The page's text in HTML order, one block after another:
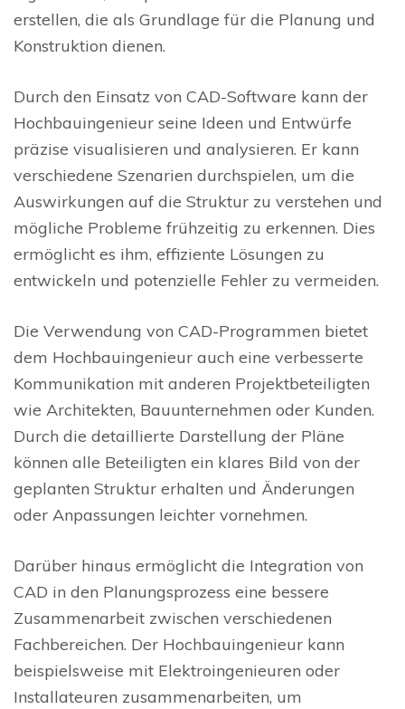
erstellen, die als Grundlage für die Planung und
Konstruktion dienen.
Durch den Einsatz von CAD-Software kann der
Hochbauingenieur seine Ideen und Entwürfe
präzise visualisieren und analysieren. Er kann
verschiedene Szenarien durchspielen, um die
Auswirkungen auf die Struktur zu verstehen und
mögliche Probleme frühzeitig zu erkennen. Dies
ermöglicht es ihm, effiziente Lösungen zu
entwickeln und potenzielle Fehler zu vermeiden.
Die Verwendung von CAD-Programmen bietet
dem Hochbauingenieur auch eine verbesserte
Kommunikation mit anderen Projektbeteiligten
wie Architekten, Bauunternehmen oder Kunden.
Durch die detaillierte Darstellung der Pläne
können alle Beteiligten ein klares Bild von der
geplanten Struktur erhalten und Änderungen
oder Anpassungen leichter vornehmen.
Darüber hinaus ermöglicht die Integration von
CAD in den Planungsprozess eine bessere
Zusammenarbeit zwischen verschiedenen
Fachbereichen. Der Hochbauingenieur kann
beispielsweise mit Elektroingenieuren oder
Installateuren zusammenarbeiten, um